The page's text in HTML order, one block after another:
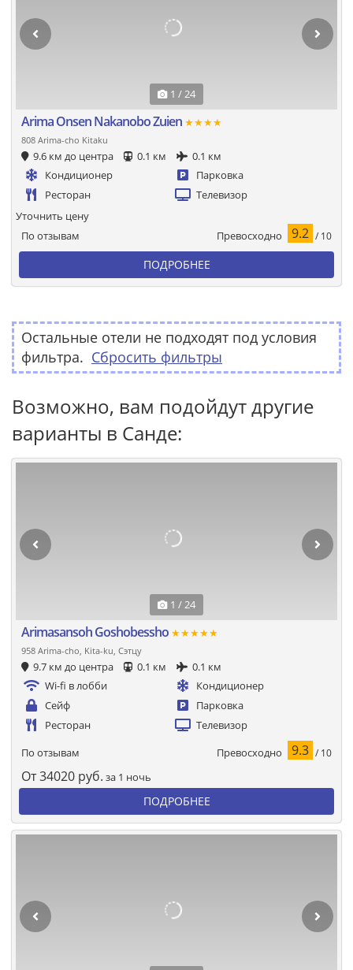
1 / 24
Arima Onsen Nakanobo Zuien ★★★★
808 Arima-cho Kitaku
9.6 км до центра 0.1 км
0.1 км
Кондиционер
Парковка
Ресторан
Телевизор
По отзывам Превосходно 9.2 / 10
Уточнить цену
ПОДРОБНЕЕ
Остальные отели не подходят под условия
фильтра. Сбросить фильтры
Возможно, вам подойдут другие
варианты в Санде:
1 / 24
Arimasansoh Goshobessho ★★★★★
958 Arima-cho, Kita-ku, Сэтцу
9.7 км до центра 0.1 км
0.1 км
Wi-fi в лобби
Кондиционер
Сейф
Парковка
Ресторан
Телевизор
По отзывам Превосходно 9.3 / 10
От34020 руб. за 1 ночь
ПОДРОБНЕЕ